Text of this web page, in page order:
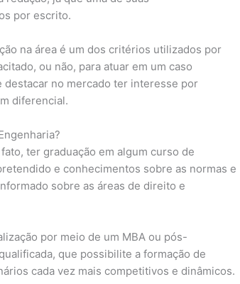
por escrito.
na área é um dos critérios utilizados por
ou não, para atuar em um caso
destacar no mercado ter interesse por
diferencial.
ter graduação em algum curso de
e conhecimentos sobre as normas e
sobre as áreas de direito e
por meio de um MBA ou pós-
que possibilite a formação de
cada vez mais competitivos e dinâmicos.